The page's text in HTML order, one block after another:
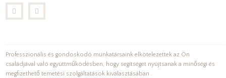
Professzionális és gondoskodó munkatársaink elkötelezettek az Ön
családjával való együttműködésben, hogy segítséget nyújtsanak a minőségi és
megfizethető temetési szolgáltatások kiválasztásában .